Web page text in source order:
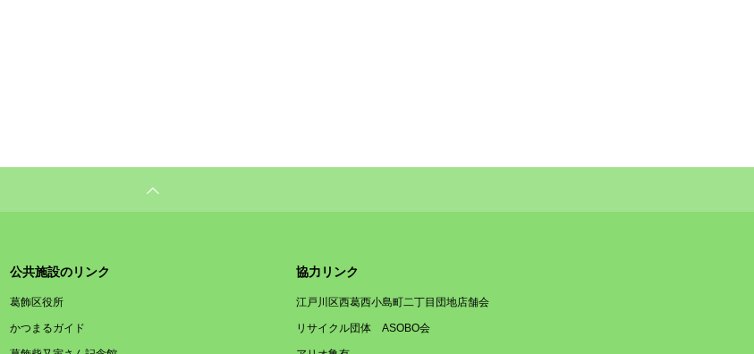
公共施設のリンク
葛飾区役所
かつまるガイド
協力リンク
江戸川区西葛西小島町二丁目団地店舗会
リサイクル団体 ASOBO会